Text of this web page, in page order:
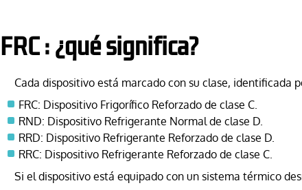
FRC : ¿qué significa?
Cada dispositivo está marcado con su clase, identificada
FRC: Dispositivo Frigorífico Reforzado de clase C.
RND: Dispositivo Refrigerante Normal de clase D.
RRD: Dispositivo Refrigerante Reforzado de clase D.
RRC: Dispositivo Refrigerante Reforzado de clase C.
Si el dispositivo está equipado con un sistema térmico